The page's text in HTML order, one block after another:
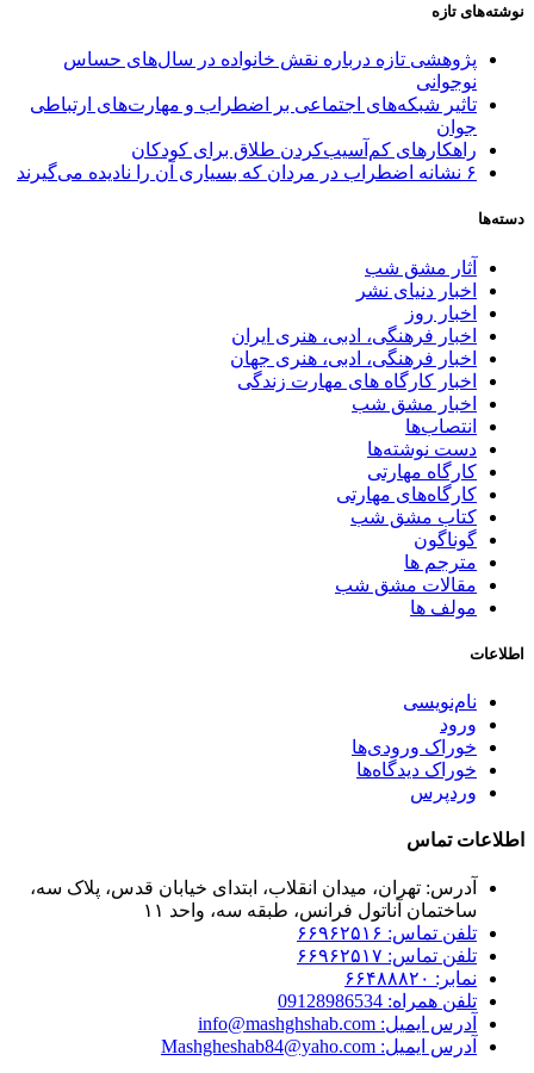
نوشته‌های تازه
پژوهشی تازه درباره نقش خانواده در سال‌های حساس
نوجوانی
تاثیر شبکه‌های اجتماعی بر اضطراب و مهارت‌های ارتباطی
جوان
راهکارهای کم‌آسیب‌کردن طلاق برای کودکان
۶ نشانه اضطراب در مردان که بسیاری آن را نادیده می‌گیرند
دسته‌ها
آثار مشق شب
اخبار دنیای نشر
اخبار روز
اخبار فرهنگی، ادبی، هنری ایران
اخبار فرهنگی، ادبی، هنری جهان
اخبار کارگاه های مهارت زندگی
اخبار مشق شب
انتصاب‌ها
دست نوشته‌ها
کارگاه مهارتی
کارگاه‌های مهارتی
کتاب مشق شب
گوناگون
مترجم ها
مقالات مشق شب
مولف ها
اطلاعات
نام‌نویسی
ورود
خوراک ورودی‌ها
خوراک دیدگاه‌ها
وردپرس
اطلاعات تماس
آدرس: تهران، میدان انقلاب، ابتدای خیابان قدس، پلاک سه،
ساختمان آناتول فرانس، طبقه سه، واحد ۱۱
تلفن تماس: ۶۶۹۶۲۵۱۶
تلفن تماس: ۶۶۹۶۲۵۱۷
نمابر: ۶۶۴۸۸۸۲۰
تلفن همراه: 09128986534
آدرس ایمیل: info@mashghshab.com
آدرس ایمیل: Mashgheshab84@yaho.com